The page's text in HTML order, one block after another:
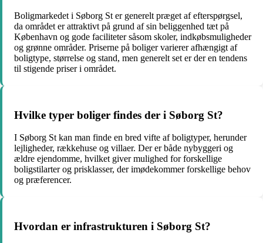
Boligmarkedet i Søborg St er generelt præget af efterspørgsel,
da området er attraktivt på grund af sin beliggenhed tæt på
København og gode faciliteter såsom skoler, indkøbsmuligheder
og grønne områder. Priserne på boliger varierer afhængigt af
boligtype, størrelse og stand, men generelt set er der en tendens
til stigende priser i området.
Hvilke typer boliger findes der i Søborg St?
I Søborg St kan man finde en bred vifte af boligtyper, herunder
lejligheder, rækkehuse og villaer. Der er både nybyggeri og
ældre ejendomme, hvilket giver mulighed for forskellige
boligstilarter og prisklasser, der imødekommer forskellige behov
og præferencer.
Hvordan er infrastrukturen i Søborg St?